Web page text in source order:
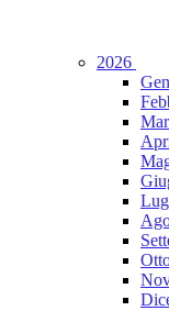
2026